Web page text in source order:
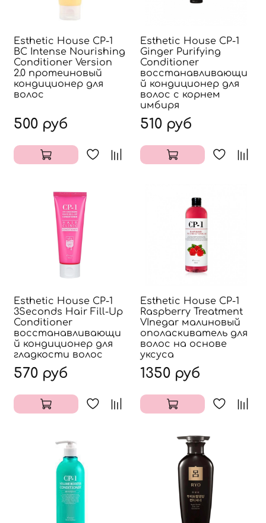
Esthetic House CP-1
BС Intense Nourishing
Conditioner Version
2.0 протеиновый
кондиционер для
волос
500 руб
Esthetic House CP-1
Ginger Purifying
Conditioner
восстанавливающи
й кондиционер для
волос с корнем
имбиря
510 руб
Esthetic House CP-1
3Seconds Hair Fill-Up
Conditioner
восстанавливающи
й кондиционер для
гладкости волос
570 руб
Esthetic House CP-1
Raspberry Treatment
VInegar малиновый
ополаскиватель для
волос на основе
уксуса
1350 руб